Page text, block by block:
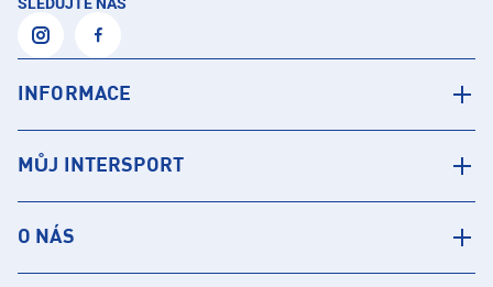
SLEDUJTE NÁS
INFORMACE
MŮJ INTERSPORT
O NÁS